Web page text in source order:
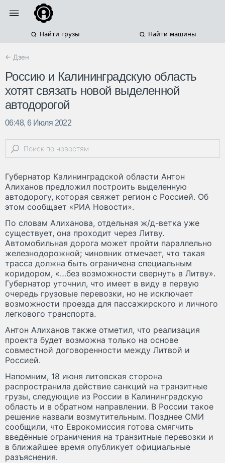
Найти грузы Найти машины
← Дзен
Россию и Калининградскую область
хотят связать новой выделенной
автодорогой
06:48, 6 Июля 2022
Губернатор Калининградской области Антон
Алиханов предложил построить выделенную
автодорогу, которая свяжет регион с Россией. Об
этом сообщает «РИА Новости».
По словам Алиханова, отдельная ж/д-ветка уже
существует, она проходит через Литву.
Автомобильная дорога может пройти параллельно
железнодорожной; чиновник отмечает, что такая
трасса должна быть ограничена специальным
коридором, «…без возможности свернуть в Литву».
Губернатор уточнил, что имеет в виду в первую
очередь грузовые перевозки, но не исключает
возможности проезда для пассажирского и личного
легкового транспорта.
Антон Алиханов также отметил, что реализация
проекта будет возможна только на основе
совместной договоренности между Литвой и
Россией.
Напомним, 18 июня литовская сторона
распространила действие санкций на транзитные
грузы, следующие из России в Калининградскую
область и в обратном направлении. В России такое
решение назвали возмутительным. Позднее СМИ
сообщили, что Еврокомиссия готова смягчить
введённые ограничения на транзитные перевозки и
в ближайшее время опубликует официальные
разъяснения.